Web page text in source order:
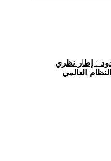
: إطار نظري
العالمي